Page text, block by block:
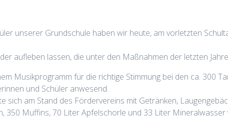
unserer Grundschule haben wir heute, am vorletzten
aufleben lassen, die unter den Maßnahmen der letzten
Musikprogramm für die richtige Stimmung bei den ca. 300
und Schüler anwesend.
sich am Stand des Fördervereins mit Getränken,
350 Muffins, 70 Liter Apfelschorle und 33 Liter Mineralwasser